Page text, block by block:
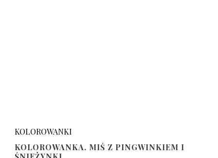
KOLOROWANKI
KOLOROWANKA. MIŚ Z PINGWINKIEM I